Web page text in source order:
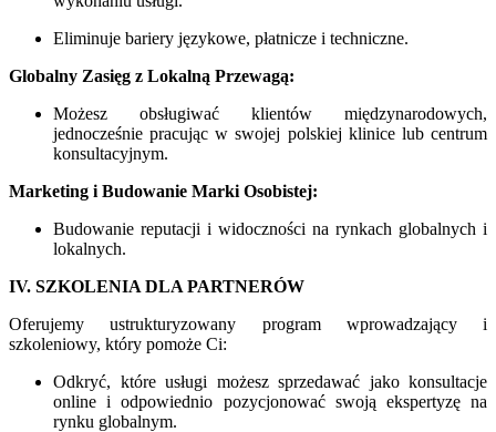
Eliminuje bariery językowe, płatnicze i techniczne.
Globalny Zasięg z Lokalną Przewagą:
Możesz obsługiwać klientów międzynarodowych,
jednocześnie pracując w swojej polskiej klinice lub centrum
konsultacyjnym.
Marketing i Budowanie Marki Osobistej:
Budowanie reputacji i widoczności na rynkach globalnych i
lokalnych.
IV. SZKOLENIA DLA PARTNERÓW
Oferujemy ustrukturyzowany program wprowadzający i
szkoleniowy, który pomoże Ci:
Odkryć, które usługi możesz sprzedawać jako konsultacje
online i odpowiednio pozycjonować swoją ekspertyzę na
rynku globalnym.